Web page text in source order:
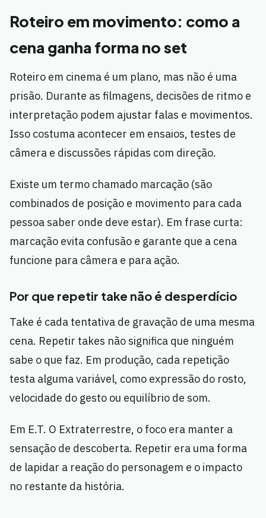
Roteiro em movimento: como a
cena ganha forma no set
Roteiro em cinema é um plano, mas não é uma
prisão. Durante as filmagens, decisões de ritmo e
interpretação podem ajustar falas e movimentos.
Isso costuma acontecer em ensaios, testes de
câmera e discussões rápidas com direção.
Existe um termo chamado marcação (são
combinados de posição e movimento para cada
pessoa saber onde deve estar). Em frase curta:
marcação evita confusão e garante que a cena
funcione para câmera e para ação.
Por que repetir take não é desperdício
Take é cada tentativa de gravação de uma mesma
cena. Repetir takes não significa que ninguém
sabe o que faz. Em produção, cada repetição
testa alguma variável, como expressão do rosto,
velocidade do gesto ou equilíbrio de som.
Em E.T. O Extraterrestre, o foco era manter a
sensação de descoberta. Repetir era uma forma
de lapidar a reação do personagem e o impacto
no restante da história.